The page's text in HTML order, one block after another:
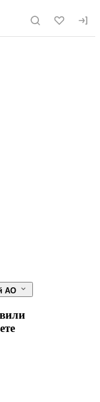
fishretail.ru
АО